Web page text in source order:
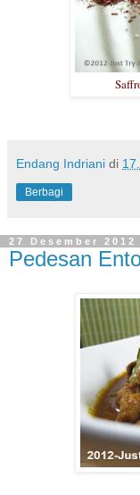
Endang Indriani di
Berbagi
27 Desember 2012
Pedesan